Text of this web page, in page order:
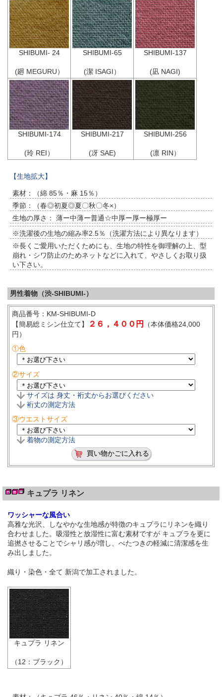
SHIBUMI- 24
(廻 MEGURU）
SHIBUMI-65
(潔 ISAGI）
SHIBUMI-137
(凪 NAGI)
SHIBUMI-174
(玲 REI）
SHIBUMI-217
(冴 SAE)
SHIBUMI-256
(凛 RIN）
【生地拡大】
素材：（綿 85％・麻 15％）
季節：（春◎初夏◎夏〇秋〇冬×）
生地の厚さ： 薄ー中薄ー普通☆中厚ー厚ー極厚ー
※洗濯後の生地の縮み率2.5％（洗濯方法により異なります）
※長くご愛用いただくためにも、生地の特性を御理解の上、型
崩れ・シワ防止のためネットなどに入れて、やさしくお取り扱
い下さい。
男性着物（渋-SHIBUMI-）
商品番号：KM-SHIBUMI-D
【簡易総ミシン仕立て】
２６，４００円
（本体価格24,000
円）
①色
②サイズ
サイズは 身丈・裄丈からお選びください
裄丈の測定方法
③ウエストサイズ
着物の測定方法
キュプラ リネン
ワッシャーな風合い
高雅な光沢、しなやかな生地感が特徴のキュプラにリネンを織り
合わせました。吸湿性と放湿性に富む素材ですが キュプラを更に
追撚させることでシャリ感が増し、べたつきの軽減に清潔感を生
み出しました。
織り・染色・全て 新潟で加工されました。
キュプラ リネン
（12：ブラック）